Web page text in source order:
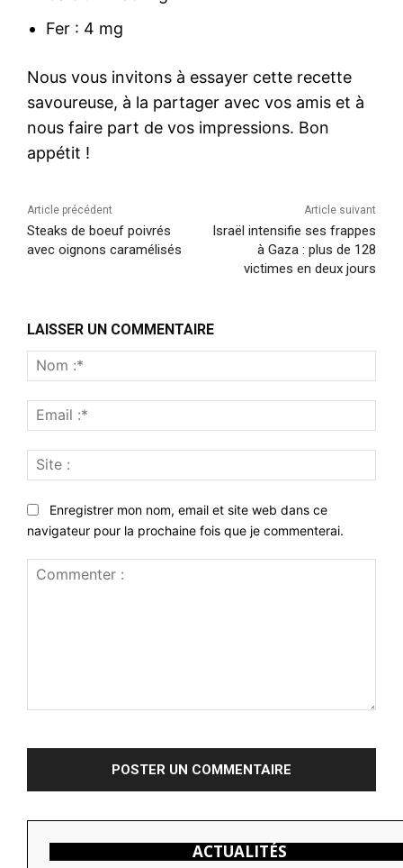
Fer : 4 mg
Nous vous invitons à essayer cette recette
savoureuse, à la partager avec vos amis et à
nous faire part de vos impressions. Bon
appétit !
Article précédent
Steaks de boeuf poivrés
avec oignons caramélisés
Article suivant
Israël intensifie ses frappes
à Gaza : plus de 128
victimes en deux jours
LAISSER UN COMMENTAIRE
:*
:*
:
Enregistrer mon nom, email et site web dans ce
navigateur pour la prochaine fois que je commenterai.
ACTUALITÉS